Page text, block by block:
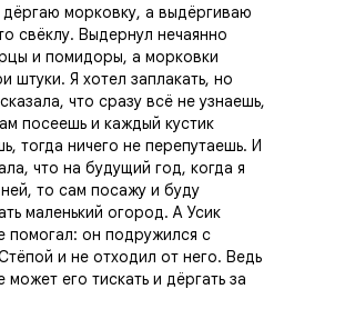
морковку, а выдёргиваю
свёклу. Выдернул нечаянно
и помидоры, а морковки
штуки. Я хотел заплакать, но
что сразу всё не узнаешь,
посеешь и каждый кустик
тогда ничего не перепутаешь. И
что на будущий год, когда я
то сам посажу и буду
маленький огород. А Усик
помогал: он подружился с
и не отходил от него. Ведь
может его тискать и дёргать за